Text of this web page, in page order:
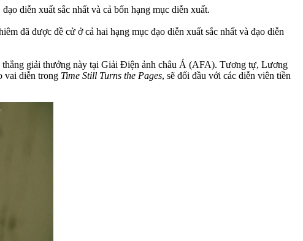
diễn xuất sắc nhất và cả bốn hạng mục diễn xuất.
đã được đề cử ở cả hai hạng mục đạo diễn xuất sắc nhất và đạo diễn
giải thưởng này tại Giải Điện ảnh châu Á (AFA). Tương tự, Lương
vai diễn trong Time Still Turns the Pages, sẽ đối đầu với các diễn viên tiền